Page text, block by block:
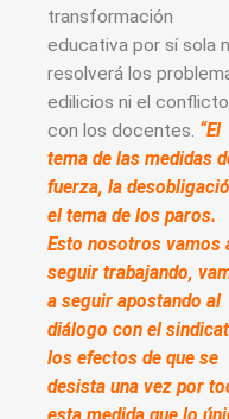
transformación
educativa por sí sola
resolverá los
edilicios ni el conflicto
con los docentes. “El
tema de las medidas
fuerza, la
el tema de los paros.
Esto nosotros vamos
seguir trabajando,
a seguir apostando al
diálogo con el
los efectos de que se
desista una vez por